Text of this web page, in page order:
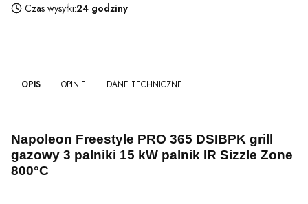
Czas wysyłki:24 godziny
OPIS OPINIE DANE TECHNICZNE
Napoleon Freestyle PRO 365 DSIBPK grill
gazowy 3 palniki 15 kW palnik IR Sizzle Zone
800°C